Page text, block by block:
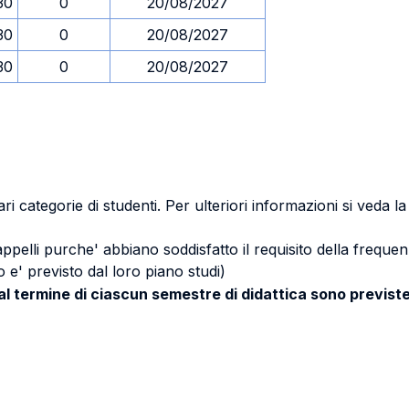
0
20/08/2027
0 20/08/2027
categorie di studenti. Per ulteriori informazioni si veda
purche' abbiano soddisfatto il requisito della
e' previsto dal loro piano studi)
termine di ciascun semestre di didattica sono